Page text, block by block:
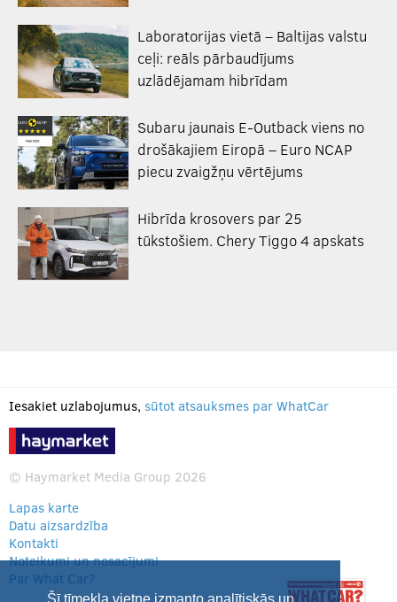
Laboratorijas vietā – Baltijas valstu
ceļi: reāls pārbaudījums
uzlādējamam hibrīdam
Subaru jaunais E-Outback viens no
drošākajiem Eiropā – Euro NCAP
piecu zvaigžņu vērtējums
Hibrīda krosovers par 25
tūkstošiem. Chery Tiggo 4 apskats
Iesakiet uzlabojumus, sūtot atsauksmes par WhatCar
© Haymarket Media Group 2026
Lapas karte
Datu aizsardzība
Kontakti
Noteikumi un nosacījumi
Par What Car?